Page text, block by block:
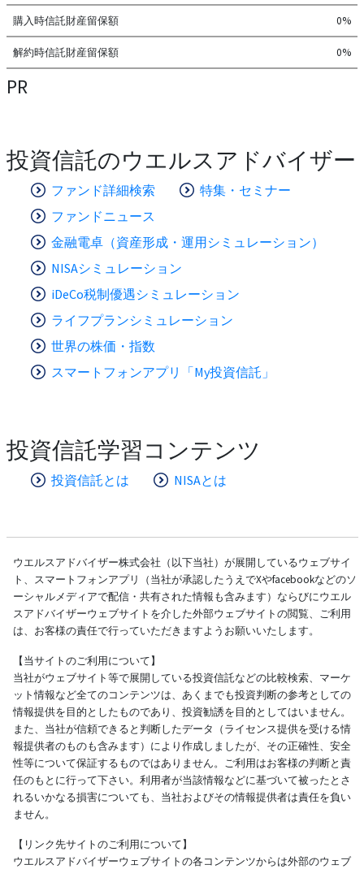
購入時信託財産留保額 0%
解約時信託財産留保額 0%
PR
投資信託のウエルスアドバイザー
ファンド詳細検索
特集・セミナー
ファンドニュース
金融電卓（資産形成・運用シミュレーション）
NISAシミュレーション
iDeCo税制優遇シミュレーション
ライフプランシミュレーション
世界の株価・指数
スマートフォンアプリ「My投資信託」
投資信託学習コンテンツ
投資信託とは NISAとは
ウエルスアドバイザー株式会社（以下当社）が展開しているウェブサイ
ト、スマートフォンアプリ（当社が承認したうえでXやfacebookなどのソ
ーシャルメディアで配信・共有された情報も含みます）ならびにウエル
スアドバイザーウェブサイトを介した外部ウェブサイトの閲覧、ご利用
は、お客様の責任で行っていただきますようお願いいたします。
【当サイトのご利用について】
当社がウェブサイト等で展開している投資信託などの比較検索、マーケ
ット情報など全てのコンテンツは、あくまでも投資判断の参考としての
情報提供を目的としたものであり、投資勧誘を目的としてはいません。
また、当社が信頼できると判断したデータ（ライセンス提供を受ける情
報提供者のものも含みます）により作成しましたが、その正確性、安全
性等について保証するものではありません。ご利用はお客様の判断と責
任のもとに行って下さい。利用者が当該情報などに基づいて被ったとさ
れるいかなる損害についても、当社およびその情報提供者は責任を負い
ません。
【リンク先サイトのご利用について】
ウエルスアドバイザーウェブサイトの各コンテンツからは外部のウェブ